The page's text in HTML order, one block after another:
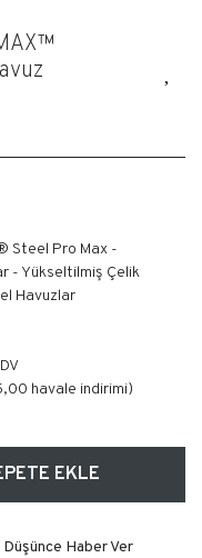
Steel Pro Max -
- Yükseltilmiş Çelik
Havuzlar
havale indirimi)
EKLE
Düşünce Haber Ver